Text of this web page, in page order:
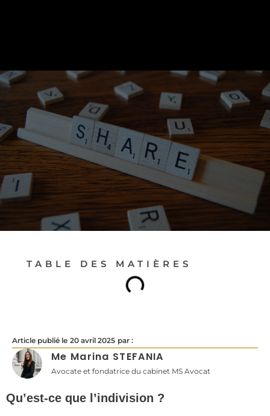
Article publié le 20 avril 2025 par :
Me Marina STEFANIA
Avocate et fondatrice du cabinet MS Avocat
Qu’est-ce que l’indivision ?
TABLE DES MATIÈRES